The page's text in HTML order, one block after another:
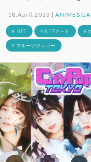
18.April.2023 |
# NFT # NFTアート #
# フルーツジッパー